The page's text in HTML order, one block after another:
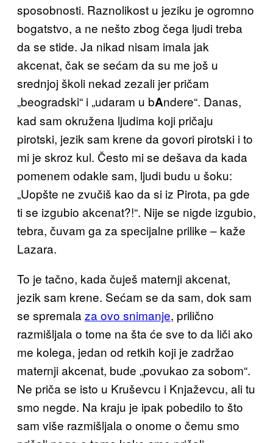
sposobnosti. Raznolikost u jeziku je ogromno
bogatstvo, a ne nešto zbog čega ljudi treba
da se stide. Ja nikad nisam imala jak
akcenat, čak se sećam da su me još u
srednjoj školi nekad zezali jer pričam
„beogradski“ i „udaram u bAndere“. Danas,
kad sam okružena ljudima koji pričaju
pirotski, jezik sam krene da govori pirotski i to
mi je skroz kul. Često mi se dešava da kada
pomenem odakle sam, ljudi budu u šoku:
„Uopšte ne zvučiš kao da si iz Pirota, pa gde
ti se izgubio akcenat?!“. Nije se nigde izgubio,
tebra, čuvam ga za specijalne prilike – kaže
Lazara.
To je tačno, kada čuješ maternji akcenat,
jezik sam krene. Sećam se da sam, dok sam
se spremala za ovo snimanje, prilično
razmišljala o tome na šta će sve to da liči ako
me kolega, jedan od retkih koji je zadržao
maternji akcenat, bude „povukao za sobom“.
Ne priča se isto u Kruševcu i Knjaževcu, ali tu
smo negde. Na kraju je ipak pobedilo to što
sam više razmišljala o onome o čemu smo